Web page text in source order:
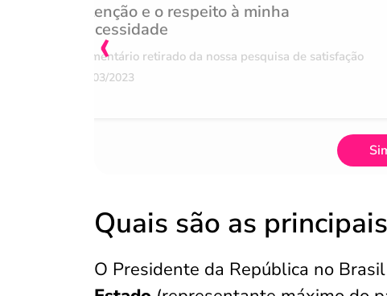
Atenção e o respeito à minha
necessidade
Comentário retirado da nossa pesquisa de satisfação
07/03/2023
‹
Quais são as
O Presidente da República no